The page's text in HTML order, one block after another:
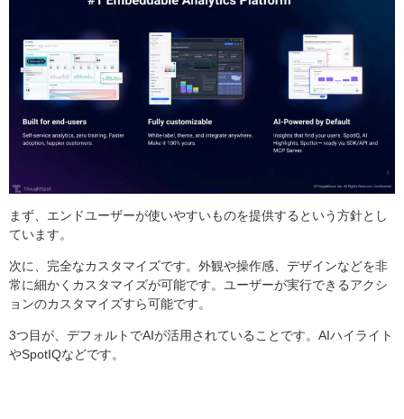
まず、エンドユーザーが使いやすいものを提供するという方針とし
ています。
次に、完全なカスタマイズです。外観や操作感、デザインなどを非
常に細かくカスタマイズが可能です。ユーザーが実行できるアクシ
ョンのカスタマイズすら可能です。
3つ目が、デフォルトでAIが活用されていることです。AIハイライト
やSpotIQなどです。